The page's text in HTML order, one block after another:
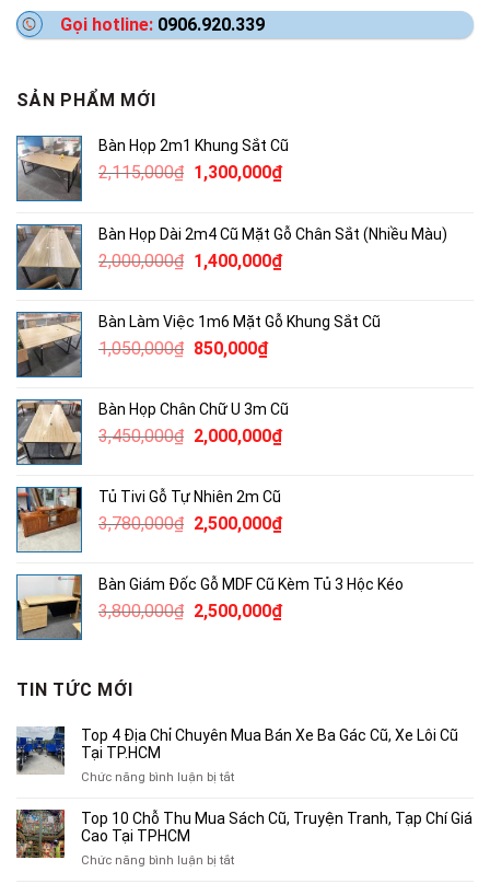
Gọi hotline: 0906.920.339
SẢN PHẨM MỚI
Bàn Họp 2m1 Khung Sắt Cũ
2,115,000₫ Giá
2,115,000₫.
1,300,000₫Giá
là:
1,300,000₫.
Bàn Họp Dài 2m4 Cũ Mặt Gỗ Chân Sắt (Nhiều Màu)
2,000,000₫ Giá
2,000,000₫.
1,400,000₫Giá
là:
Bàn Làm Việc 1m6 Mặt Gỗ Khung Sắt Cũ
1,050,000₫ Giá
1,050,000₫.
850,000₫Giá
là:
850,000₫.
Bàn Họp Chân Chữ U 3m Cũ
3,450,000₫ Giá
3,450,000₫.
2,000,000₫Giá
2,000,000₫.
Tủ Tivi Gỗ Tự Nhiên 2m Cũ
3,780,000₫ Giá
3,780,000₫.
2,500,000₫Giá
là:
2,500,000₫.
Bàn Giám Đốc Gỗ MDF Cũ Kèm Tủ 3 Hộc Kéo
3,800,000₫ Giá
2,500,000₫Giá
TIN TỨC MỚI
Top 4 Địa Chỉ Chuyên Mua Bán Xe Ba Gác Cũ, Xe Lôi Cũ
Tại TP.HCM
Chức năng bình luận bị tắtở
4
Chuyên
Top 10 Chỗ Thu Mua Sách Cũ, Truyện Tranh, Tạp Chí Giá
Cao Tại TPHCM
Chức năng bình luận bị tắtở